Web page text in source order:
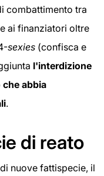
combattimento tra
ai finanziatori oltre
sexies (confisca e
l'interdizione
abbia
.
di reato
nuove fattispecie, il